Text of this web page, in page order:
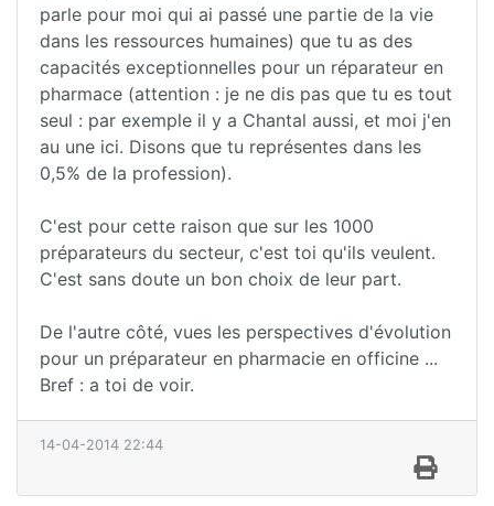
parle pour moi qui ai passé une partie de la vie
dans les ressources humaines) que tu as des
capacités exceptionnelles pour un réparateur en
pharmace (attention : je ne dis pas que tu es tout
seul : par exemple il y a Chantal aussi, et moi j'en
au une ici. Disons que tu représentes dans les
0,5% de la profession).
C'est pour cette raison que sur les 1000
préparateurs du secteur, c'est toi qu'ils veulent.
C'est sans doute un bon choix de leur part.
De l'autre côté, vues les perspectives d'évolution
pour un préparateur en pharmacie en officine ...
Bref : a toi de voir.
14-04-2014 22:44